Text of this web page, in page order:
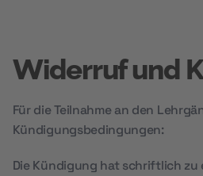
Widerruf und
Für die Teilnahme an den
Kündigungsbedingungen:
Die Kündigung hat schriftlich zu